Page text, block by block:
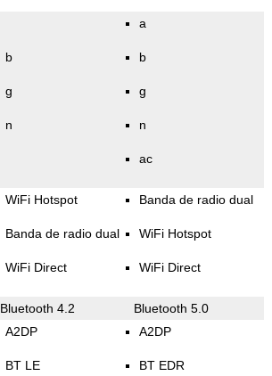
b
g
n
a
b
g
n
ac
WiFi Hotspot
Banda de radio dual
WiFi Direct
Banda de radio dual
WiFi Hotspot
WiFi Direct
Bluetooth 4.2 Bluetooth 5.0
A2DP
BT LE
A2DP
BT EDR